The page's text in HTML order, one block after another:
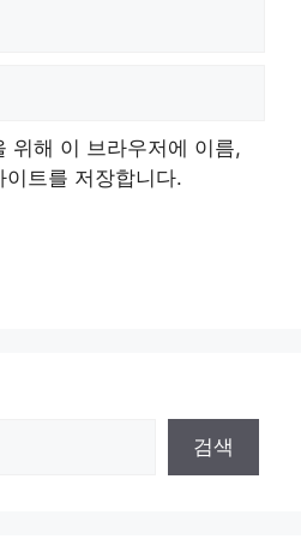
위해 이 브라우저에 이름,
트를 저장합니다.
검색